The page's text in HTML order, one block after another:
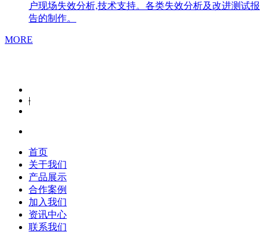
户现场失效分析,技术支持。各类失效分析及改进测试报
告的制作。
MORE
|
首页
关于我们
产品展示
合作案例
加入我们
资讯中心
联系我们